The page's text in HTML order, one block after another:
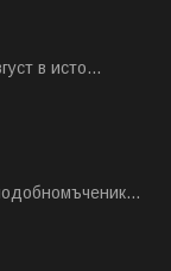
в исто...